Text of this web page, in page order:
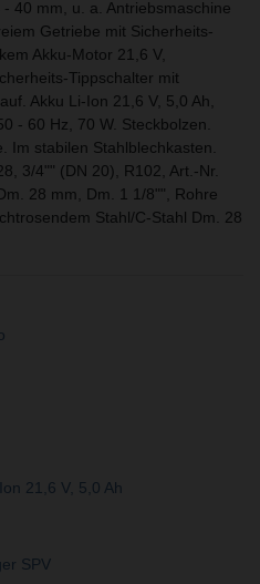
40 mm, u. a. Antriebsmaschine
Getriebe mit Sicherheits-
Akku-Motor 21,6 V,
Tippschalter mit
Akku Li-Ion 21,6 V, 5,0 Ah,
- 60 Hz, 70 W. Steckbolzen.
Im stabilen Stahlblechkasten.
3/4"" (DN 20), R102, Art.-Nr.
28 mm, Dm. 1 1/8"", Rohre
Stahl/C-Stahl Dm. 28
21,6 V, 5,0 Ah
SPV